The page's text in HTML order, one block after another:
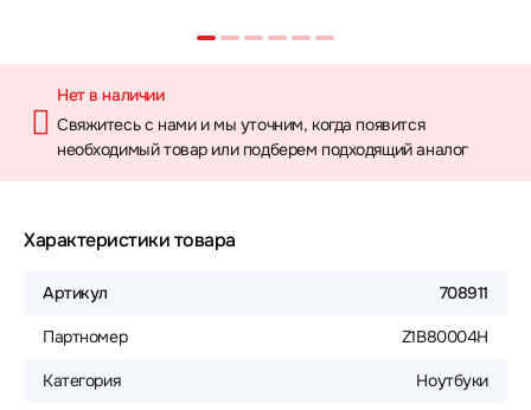
Нет в наличии
Свяжитесь с нами и мы уточним, когда появится
необходимый товар или подберем подходящий аналог
Характеристики товара
Артикул 708911
Партномер Z1B80004H
Категория Ноутбуки